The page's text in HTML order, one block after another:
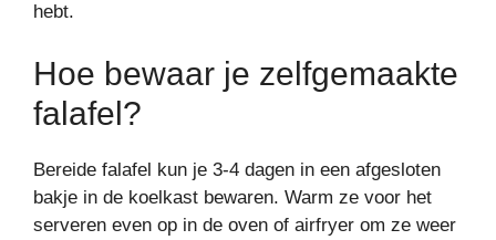
hebt.
Hoe bewaar je zelfgemaakte
falafel?
Bereide falafel kun je 3-4 dagen in een afgesloten
bakje in de koelkast bewaren. Warm ze voor het
serveren even op in de oven of airfryer om ze weer